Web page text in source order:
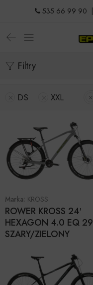
535 66 99 90
Filtry
DS XXL
Marka: KROSS
ROWER KROSS 24′
HEXAGON 4.0 EQ 29
SZARY/ZIELONY